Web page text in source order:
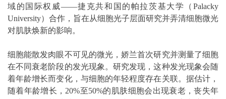
域的国际权威——捷克共和国的帕拉茨基大学（Palacky
University）合作，旨在从细胞光子层面研究并弄清细胞微光
对肌肤焕新的影响。
细胞能散发肉眼不可见的微光，娇兰首次研究并测量了细胞
在不同衰老阶段的发光现象。研究发现，这种发光现象会随
着年龄增长而变化，与细胞的年轻程度存在关联。据估计，
随着年龄增长，20%至50%的肌肤细胞会出现衰老，丧失年